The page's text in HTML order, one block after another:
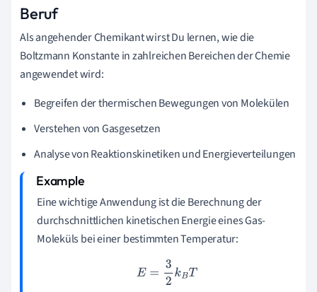
Beruf
Als angehender Chemikant wirst Du lernen, wie die
Boltzmann Konstante in zahlreichen Bereichen der Chemie
angewendet wird:
Begreifen der thermischen Bewegungen von Molekülen
Verstehen von Gasgesetzen
Analyse von Reaktionskinetiken und Energieverteilungen
Eine wichtige Anwendung ist die Berechnung der
durchschnittlichen kinetischen Energie eines Gas-
Moleküls bei einer bestimmten Temperatur:
E=3 2kBT